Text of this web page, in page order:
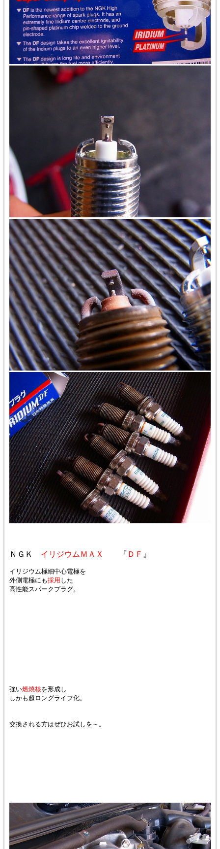
ＮＧＫ イリジウムＭＡＸ 『 ＤＦ 』
イリジウム極細中心電極を
外側電極にも採用 した
高性能スパークプラグ。
強い燃焼核を形成し
しかも超ロングライフ化。
交換される方はぜひお試しを～。